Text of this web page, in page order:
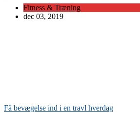
Fitness & Træning
dec 03, 2019
Få bevægelse ind i en travl hverdag